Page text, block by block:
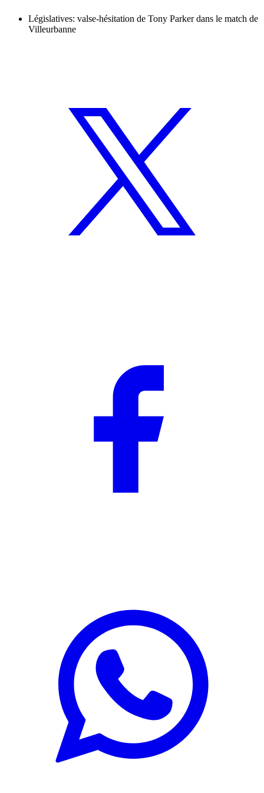
Législatives: valse-hésitation de Tony Parker dans le match de
Villeurbanne